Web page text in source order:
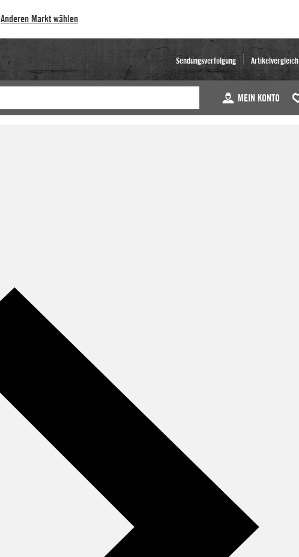
Anderen Markt wählen
Sendungsverfolgung Artikelvergleich
MEIN KONTO